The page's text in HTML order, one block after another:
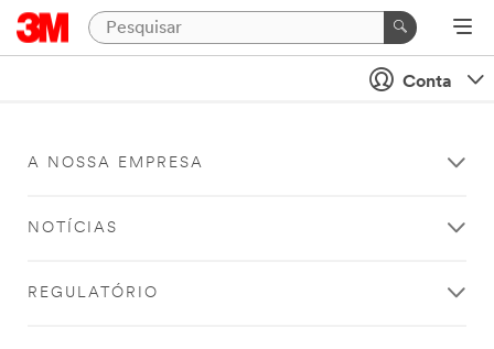
Conta
A NOSSA EMPRESA
NOTÍCIAS
REGULATÓRIO